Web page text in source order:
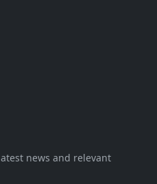
news and relevant